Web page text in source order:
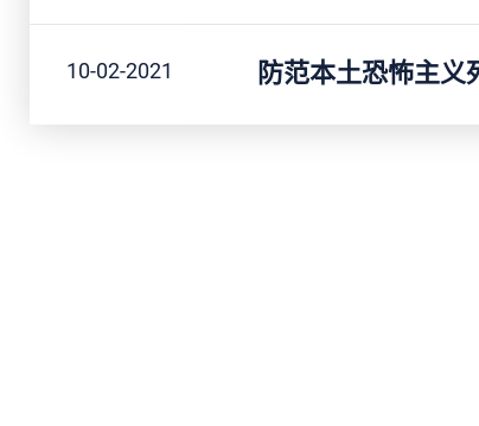
10-02-2021 防范本土恐怖主